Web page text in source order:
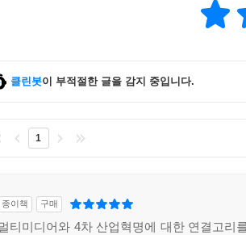
클린봇이 부적절한 글을 감지 중입니다.
1
종이책 구매
티미디어와 4차 산업혁명에 대한 연결고리